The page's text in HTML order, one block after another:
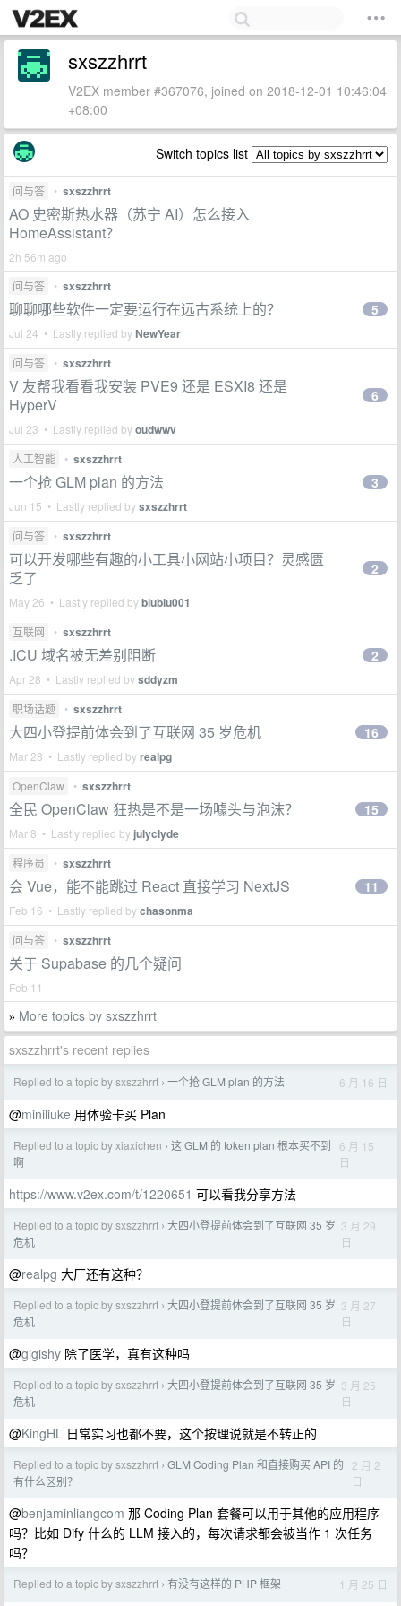
sxszzhrrt
V2EX member #367076, joined on 2018-12-01 10:46:04
+08:00
Switch topics list
问与答 • sxszzhrrt
AO 史密斯热水器（苏宁 AI）怎么接入
HomeAssistant？
2h 56m ago
问与答
• sxszzhrrt
聊聊哪些软件一定要运行在远古系统上的？
Jul 24 • Lastly replied byNewYear
5
问与答 • sxszzhrrt
V 友帮我看看我安装 PVE9 还是 ESXI8 还是
HyperV
Jul 23 • Lastly replied byoudwwv
6
人工智能 • sxszzhrrt
一个抢 GLM plan 的方法
Jun 15 • Lastly replied bysxszzhrrt
3
问与答 • sxszzhrrt
可以开发哪些有趣的小工具小网站小项目？灵感匮
乏了
May 26 • Lastly replied bybiubiu001
2
互联网 • sxszzhrrt
.ICU 域名被无差别阻断
Apr 28 • Lastly replied bysddyzm
2
职场话题 • sxszzhrrt
大四小登提前体会到了互联网 35 岁危机
Mar 28 • Lastly replied byrealpg
16
OpenClaw • sxszzhrrt
全民 OpenClaw 狂热是不是一场噱头与泡沫？
Mar 8 • Lastly replied by julyclyde
15
程序员 • sxszzhrrt
会 Vue，能不能跳过 React 直接学习 NextJS
Feb 16 • Lastly replied bychasonma
11
问与答 • sxszzhrrt
关于 Supabase 的几个疑问
Feb 11
» More topics by sxszzhrrt
sxszzhrrt's recent replies
Replied to a topic by sxszzhrrt › 一个抢 GLM plan 的方法 6 月 16 日
@miniliuke 用体验卡买 Plan
Replied to a topic by xiaxichen › 这 GLM 的 token plan 根本买不到
啊
6 月 15
日
https://www.v2ex.com/t/1220651 可以看我分享方法
Replied to a topic by sxszzhrrt › 大四小登提前体会到了互联网 35 岁
危机
3 月 29
日
@realpg 大厂还有这种？
Replied to a topic by sxszzhrrt › 大四小登提前体会到了互联网 35 岁
危机
3 月 27
日
@gigishy 除了医学，真有这种吗
Replied to a topic by sxszzhrrt › 大四小登提前体会到了互联网 35 岁
危机
3 月 25
日
@KingHL 日常实习也都不要，这个按理说就是不转正的
Replied to a topic by sxszzhrrt › GLM Coding Plan 和直接购买 API 的
有什么区别？
2 月 2
日
@benjaminliangcom 那 Coding Plan 套餐可以用于其他的应用程序
吗？比如 Dify 什么的 LLM 接入的，每次请求都会被当作 1 次任务
吗？
Replied to a topic by sxszzhrrt › 有没有这样的 PHP 框架 1 月 25 日